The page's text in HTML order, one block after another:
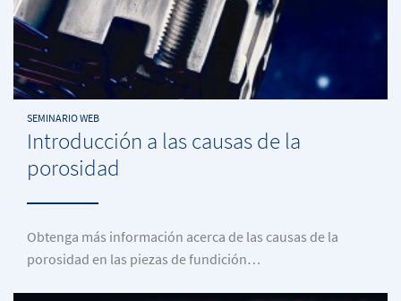
SEMINARIO WEB
Introducción a las causas de la
porosidad
Obtenga más información acerca de las causas de la
porosidad en las piezas de fundición…